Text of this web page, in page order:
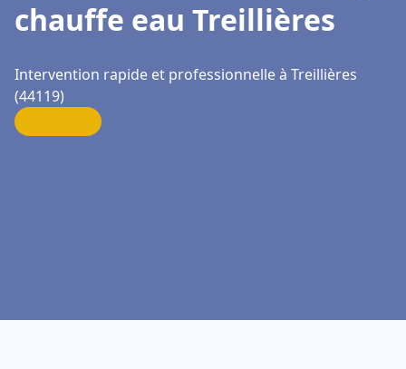
chauffe eau Treillières
Intervention rapide et professionnelle à Treillières
(44119)